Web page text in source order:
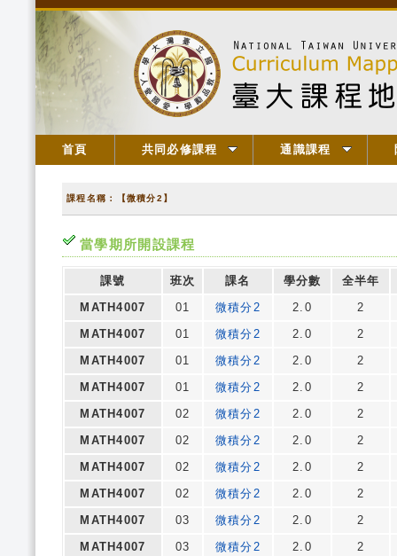
首頁 共同必修課程 通識課程
課程名稱：【微積分2】
當學期所開設課程
課號 班次 課名 學分數
全半年
MATH4007
01 微積分2 2.0
2
MATH4007
01 微積分2 2.0
2
MATH4007
01 微積分2 2.0
2
MATH4007
01 微積分2 2.0
2
MATH4007
02 微積分2 2.0
2
MATH4007
02 微積分2 2.0
2
MATH4007
02 微積分2 2.0
2
MATH4007
02 微積分2 2.0
2
MATH4007
03 微積分2 2.0
2
MATH4007
03 微積分2 2.0
2